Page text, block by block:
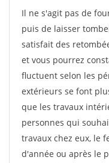
Il ne s'agit pas de
puis de laisser
satisfait des
et vous pourrez
fluctuent selon les
extérieurs se font
que les travaux
personnes qui
travaux chez eux, le
d'année ou après le